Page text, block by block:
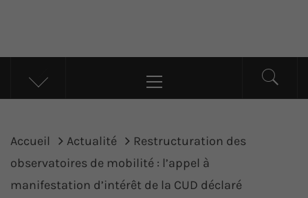
UP ACTU
L’actualité d’ici et d’ailleurs
principal
Accueil Actualité
Restructuration des
observatoires de mobilité : l’appel à
manifestation d’intérêt de la CUD déclaré